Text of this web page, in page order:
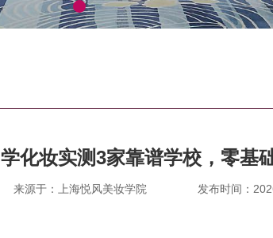
学化妆实测3家靠谱学校，零基
来源于：上海悦风美妆学院 发布时间：